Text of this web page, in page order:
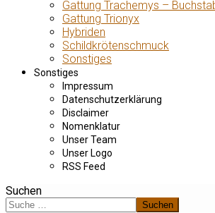
Gattung Trachemys –
Gattung Trionyx
Hybriden
Schildkrötenschmuck
Sonstiges
Sonstiges
Impressum
Datenschutzerklärung
Disclaimer
Nomenklatur
Unser Team
Unser Logo
RSS Feed
Suchen
Suchen